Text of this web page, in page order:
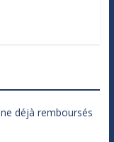
déjà remboursés